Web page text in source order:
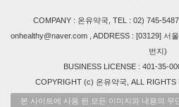
COMPANY : 온유약국, TEL : 02) 745-
onhealthy@naver.com , ADDRESS : [03129] 서
번지)
BUSINESS LICENSE : 401-35-
COPYRIGHT (c) 온유약국, ALL RIGHTS
본 사이트에 사용 된 모든 이미지와 내용의 무